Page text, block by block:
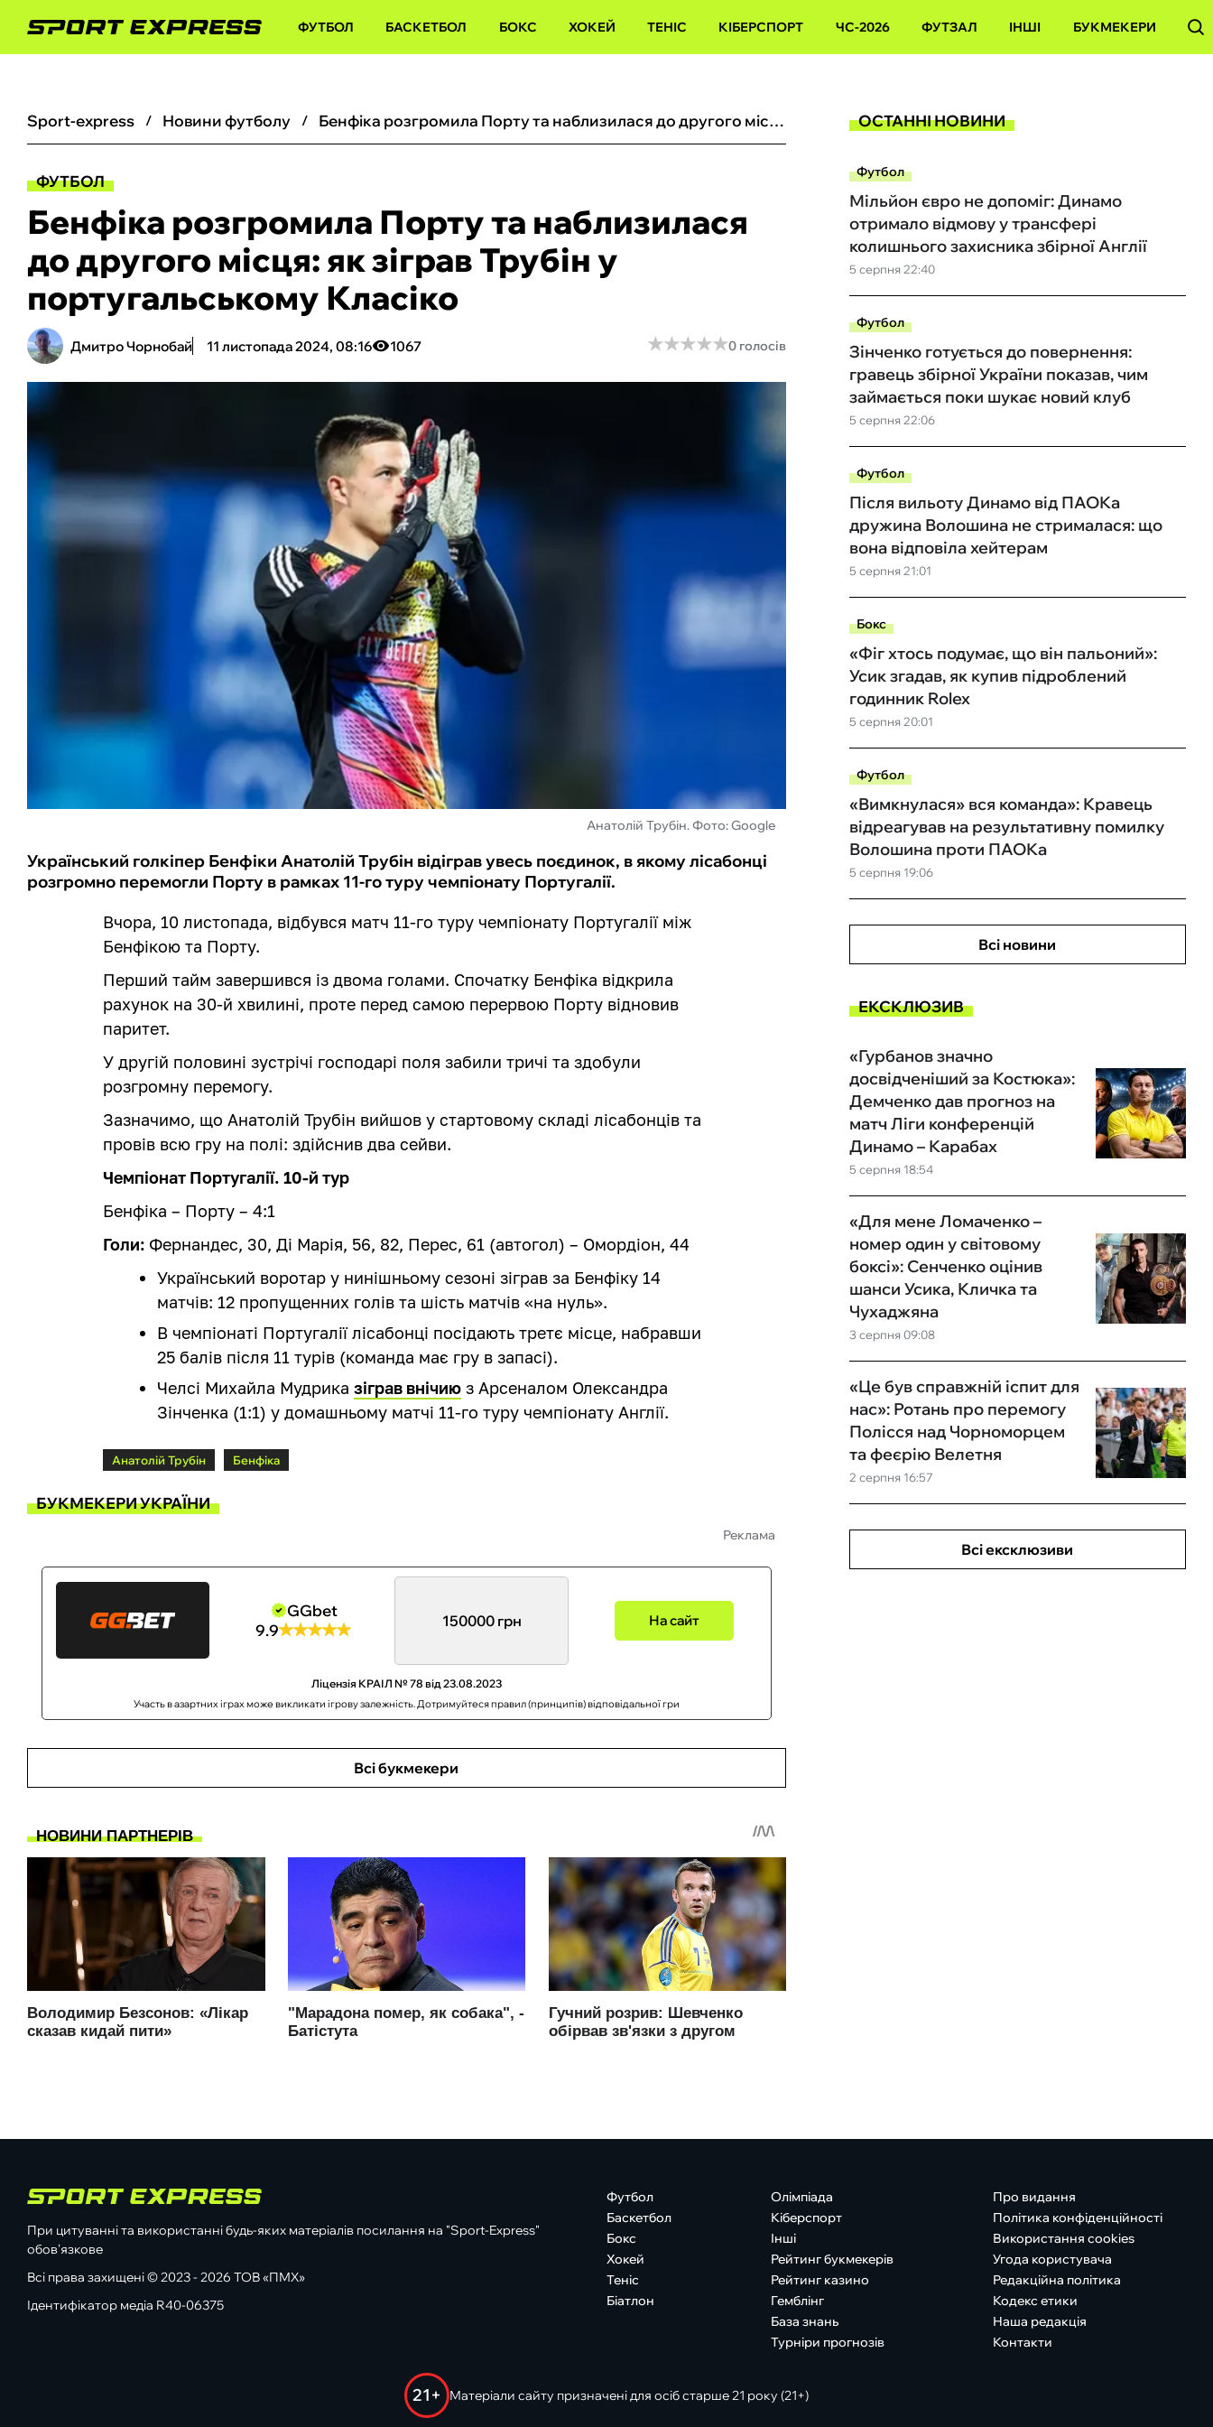
ФУТБОЛ БАСКЕТБОЛ БОКС ХОКЕЙ ТЕНІС КІБЕРСПОРТ ЧС-2026 ФУТЗАЛ ІНШІ БУКМЕКЕРИ
sport-express новини футболу Бенфіка розгромила Порту та наблизилася до другого місця: як зіграв Трубін у португальському Класіко
ФУТБОЛ
Бенфіка розгромила Порту та наблизилася
до другого місця: як зіграв Трубін у
португальському Класіко
Дмитро Чорнобай 11 листопада 2024, 08:16 1067 ★★★★★
★★★★★0 голосів
Анатолій Трубін. Фото: Google
Український голкіпер Бенфіки Анатолій Трубін відіграв увесь поєдинок, в якому лісабонці
розгромно перемогли Порту в рамках 11-го туру чемпіонату Португалії.
Вчора, 10 листопада, відбувся матч 11-го туру чемпіонату Португалії між
Бенфікою та Порту.
Перший тайм завершився із двома голами. Спочатку Бенфіка відкрила
рахунок на 30-й хвилині, проте перед самою перервою Порту відновив
паритет.
У другій половині зустрічі господарі поля забили тричі та здобули
розгромну перемогу.
Зазначимо, що Анатолій Трубін вийшов у стартовому складі лісабонців та
провів всю гру на полі: здійснив два сейви.
Чемпіонат Португалії. 10-й тур
Бенфіка – Порту – 4:1
Голи: Фернандес, 30, Ді Марія, 56, 82, Перес, 61 (автогол) – Омордіон, 44
Український воротар у нинішньому сезоні зіграв за Бенфіку 14
матчів: 12 пропущенних голів та шість матчів «на нуль».
В чемпіонаті Португалії лісабонці посідають третє місце, набравши
25 балів після 11 турів (команда має гру в запасі).
Челсі Михайла Мудриказіграв внічию з Арсеналом Олександра
Зінченка (1:1) у домашньому матчі 11-го туру чемпіонату Англії.
Анатолій Трубін Бенфіка
БУКМЕКЕРИ УКРАЇНИ
Реклама
GGbet
9.9
150000 грн На сайт
Ліцензія КРАІЛ № 78 від 23.08.2023
Участь в азартних іграх може викликати ігрову залежність. Дотримуйтеся правил (принципів) відповідальної гри
Всі букмекери
ОСТАННІ НОВИНИ
Футбол
5 серпня 22:40
Мільйон євро не допоміг: Динамо
отримало відмову у трансфері
колишнього захисника збірної Англії
Футбол
5 серпня 22:06
Зінченко готується до повернення:
гравець збірної України показав, чим
займається поки шукає новий клуб
Футбол
5 серпня 21:01
Після вильоту Динамо від ПАОКа
дружина Волошина не стрималася: що
вона відповіла хейтерам
Бокс
5 серпня 20:01
«Фіг хтось подумає, що він пальоний»:
Усик згадав, як купив підроблений
годинник Rolex
Футбол
5 серпня 19:06
«Вимкнулася» вся команда»: Кравець
відреагував на результативну помилку
Волошина проти ПАОКа
Всі новини
ЕКСКЛЮЗИВ
5 серпня 18:54
«Гурбанов значно
досвідченіший за Костюка»:
Демченко дав прогноз на
матч Ліги конференцій
Динамо – Карабах
3 серпня 09:08
«Для мене Ломаченко –
номер один у світовому
боксі»: Сенченко оцінив
шанси Усика, Кличка та
Чухаджяна
2 серпня 16:57
«Це був справжній іспит для
нас»: Ротань про перемогу
Полісся над Чорноморцем
та феєрію Велетня
Всі ексклюзиви
При цитуванні та використанні будь-яких матеріалів посилання на "Sport-Express"
обов'язкове
Всі права захищені © 2023 - 2026 ТОВ «ПМХ»
Ідентифікатор медіа R40-06375
Футбол
Баскетбол
Бокс
Хокей
Теніс
Біатлон
Олімпіада
Кіберспорт
Інші
Рейтинг букмекерів
Рейтинг казино
Гемблінг
База знань
Турніри прогнозів
Про видання
Політика конфіденційності
Використання cookies
Угода користувача
Редакційна політика
Кодекс етики
Наша редакція
Контакти
21+ Матеріали сайту призначені для осіб старше 21 року (21+)